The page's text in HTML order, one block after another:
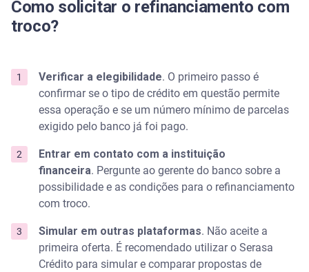
Como solicitar o refinanciamento com
troco?
Verificar a elegibilidade. O primeiro passo é
confirmar se o tipo de crédito em questão permite
essa operação e se um número mínimo de parcelas
exigido pelo banco já foi pago.
Entrar em contato com a instituição
financeira. Pergunte ao gerente do banco sobre a
possibilidade e as condições para o refinanciamento
com troco.
Simular em outras plataformas. Não aceite a
primeira oferta. É recomendado utilizar o Serasa
Crédito para simular e comparar propostas de